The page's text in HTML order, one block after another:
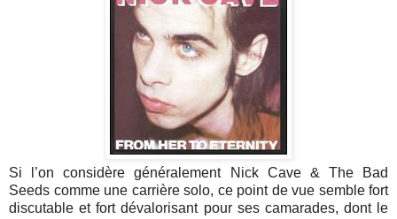
Si l’on considère généralement Nick Cave & The Bad
Seeds comme une carrière solo, ce point de vue semble fort
discutable et fort dévalorisant pour ses camarades, dont le